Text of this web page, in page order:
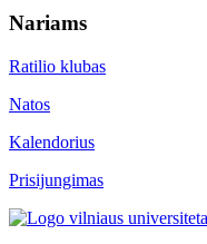
Nariams
Ratilio klubas
Natos
Kalendorius
Prisijungimas